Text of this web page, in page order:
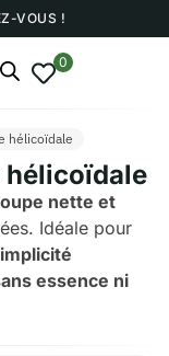
VOUS !
0
hélicoïdale
hélicoïdale
nette et
Idéale pour
essence ni